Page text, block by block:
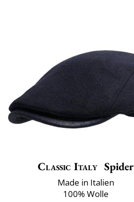
Classic Italy Spider
Made in Italien
100% Wolle